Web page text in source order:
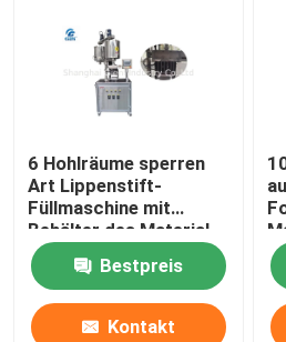
6 Hohlräume sperren
Art Lippenstift-
Füllmaschine mit
Behälter des Material-
zwei 20L ein
Bestpreis
Kontakt